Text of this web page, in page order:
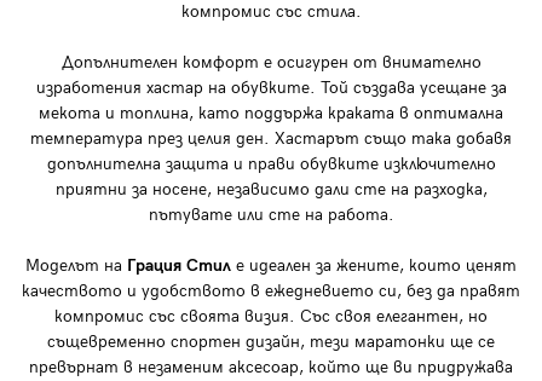
компромис със стила.
Допълнителен комфорт е осигурен от внимателно
изработения хастар на обувките. Той създава усещане за
мекота и топлина, като поддържа краката в оптимална
температура през целия ден. Хастарът също така добавя
допълнителна защита и прави обувките изключително
приятни за носене, независимо дали сте на разходка,
пътувате или сте на работа.
Моделът на Грация Стил е идеален за жените, които ценят
качеството и удобството в ежедневието си, без да правят
компромис със своята визия. Със своя елегантен, но
същевременно спортен дизайн, тези маратонки ще се
превърнат в незаменим аксесоар, който ще ви придружава